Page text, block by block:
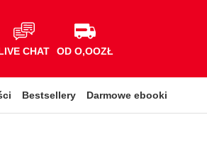
CHAT OD O,OOZŁ
Bestsellery Darmowe ebooki